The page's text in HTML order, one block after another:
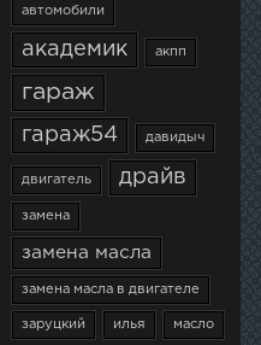
автомобили
академик акпп
гараж
гараж54 давидыч
двигатель драйв
замена
замена масла
замена масла в двигателе
заруцкий илья масло